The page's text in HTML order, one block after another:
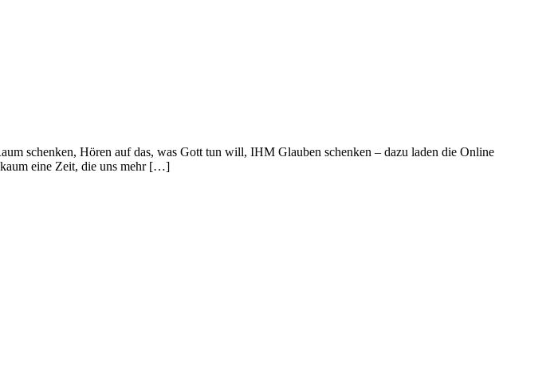
schenken, Hören auf das, was Gott tun will, IHM Glauben schenken – dazu laden die Online
eine Zeit, die uns mehr […]